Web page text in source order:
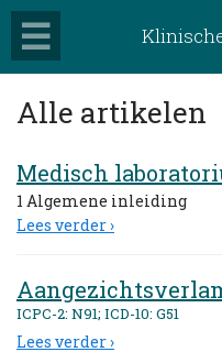
Alle artikelen
Medisch
1 Algemene inleiding
Lees verder ›
ICPC-2: N91; ICD-10: G51
Lees verder ›